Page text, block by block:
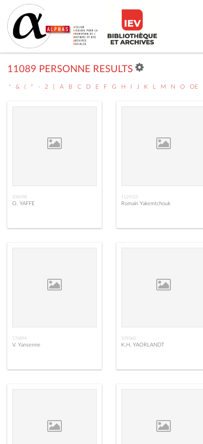
11089 PERSONNE RESULTS
" & ( * - 2 [ A B C D E F G H I J K L M N O OE
108598
O. YAFFE
1129325
Romain Yakemtchouk
576894
V. Yansenne
109360
K.H. YAORLANDT